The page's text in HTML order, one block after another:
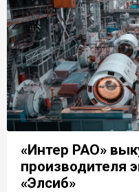
«Интер РАО»
производителя
«Элсиб»